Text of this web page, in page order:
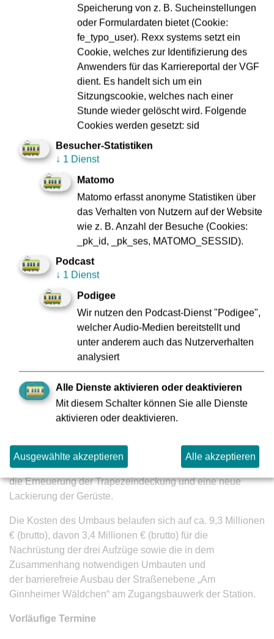
Aufzugsnachrüstung sowie Erneuerung des
Zugangsbauwerks von der Straße „Am Ginnheimer
Wäldchen“ zu den Bahnsteigen inkl. Treppenanlagen und
Straßenebene „Am Ginnheimer Wäldchen“.
Die VGF sieht aufgrund der baulichen Voraussetzung der
bestehenden Station von voraussichtlich 23. Juni 2025 an
den Einbau von drei Aufzügen vor. Aufzug 1 führt von der
Straßen- in die Verteilerebene; die Aufzüge 2 und 3 von
hier zu den beiden Seitenbahnsteigen in Richtung
Ginnheim bzw. Südbahnhof. Diese Aufzüge werden als
sogenannte Durchlader gebaut, bei denen ein
Richtungswechsel zwischen Ein- und Ausstieg für den
Fahrgast nicht erforderlich ist. Die Kabineninnenmaße sind
EN 81-70 konform und entsprechen einem Aufzugstyp 3
mit einer Fahrkorbgröße von 1100 x 2100 cm.
Für die Aufzugnachrüstung wird eine weitere
Stationssperrung von rund sechs Wochen Dauer nötig, in
halten. In dieser Zeit finden Arbeiten wie der Rückbau der
Verkleidung der vorhandenen Aufzugsanlagen statt, Rück-
und Neubau von Treppengeländern, Einbau der Aufzüge
sowie Erneuerung des Zugangsbauwerks von der Straße
„Am Ginnheimer Wäldchen“. Im Anschluss folgt der
barrierefreie Ausbau der Straßenebene „Am Ginnheimer
Wäldchen“.
Dachsanierung
die VGF die vorhandene Bahnsteig-Überdachung, die die
Station markant von anderen unterscheidet. Hierzu gehört
die Erneuerung der Trapezeindeckung und eine neue
Lackierung der Gerüste.
Die Kosten des Umbaus belaufen sich auf ca. 9,3 Millionen
€ (brutto), davon 3,4 Millionen € (brutto) für die
Nachrüstung der drei Aufzüge sowie die in dem
Zusammenhang notwendigen Umbauten und
der barrierefreie Ausbau der Straßenebene „Am
Ginnheimer Wäldchen“ am Zugangsbauwerk der Station.
Vorläufige Termine
Speicherung von z. B. Sucheinstellungen
oder Formulardaten bietet (Cookie:
fe_typo_user). Rexx systems setzt ein
Cookie, welches zur Identifizierung des
Anwenders für das Karriereportal der VGF
dient. Es handelt sich um ein
Sitzungscookie, welches nach einer
Stunde wieder gelöscht wird. Folgende
Cookies werden gesetzt: sid
Besucher-Statistiken
↓ 1 Dienst
Matomo
Matomo erfasst anonyme Statistiken über
das Verhalten von Nutzern auf der Website
wie z. B. Anzahl der Besuche (Cookies:
_pk_id, _pk_ses, MATOMO_SESSID).
Podcast
↓ 1 Dienst
Podigee
Wir nutzen den Podcast-Dienst "Podigee",
welcher Audio-Medien bereitstellt und
unter anderem auch das Nutzerverhalten
analysiert
Alle Dienste aktivieren oder deaktivieren
Mit diesem Schalter können Sie alle Dienste
aktivieren oder deaktivieren.
Ausgewählte akzeptieren Alle akzeptieren